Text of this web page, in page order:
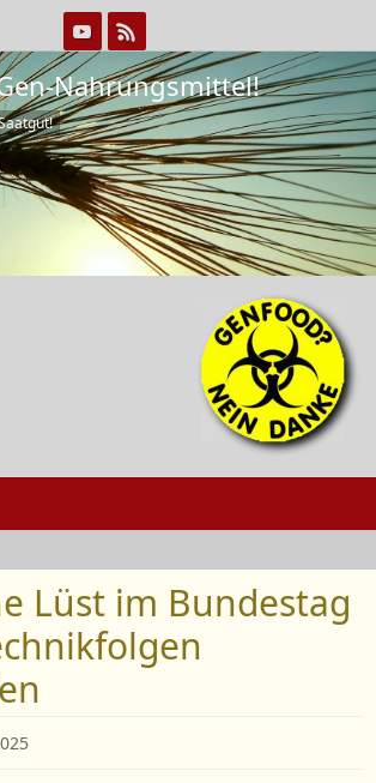
Nahrungsmittel!
Lüst im Bundestag